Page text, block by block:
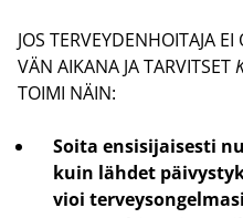
JOS TER­VEY­DEN­HOI­TA­JA
VÄN AI­KA­NA JA TAR­VIT­SET
TOIMI NÄIN:
Soita en­si­si­jai­ses­ti
kuin läh­det
vioi